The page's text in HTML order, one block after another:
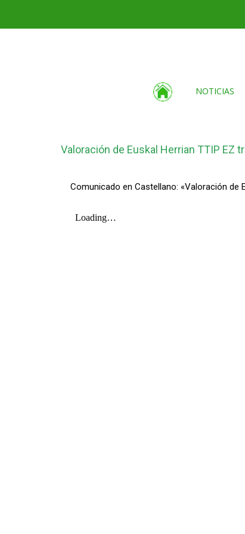
NOTICIAS
Valoración de Euskal Herrian TTIP EZ
Comunicado en Castellano: «Valoración de